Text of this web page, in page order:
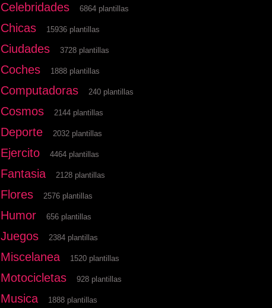
Celebridades 6864 plantillas
Chicas 15936 plantillas
Ciudades 3728 plantillas
Coches 1888 plantillas
Computadoras 240 plantillas
Cosmos 2144 plantillas
Deporte 2032 plantillas
Ejercito 4464 plantillas
Fantasia 2128 plantillas
Flores 2576 plantillas
Humor 656 plantillas
Juegos 2384 plantillas
Miscelanea 1520 plantillas
Motocicletas 928 plantillas
Musica 1888 plantillas